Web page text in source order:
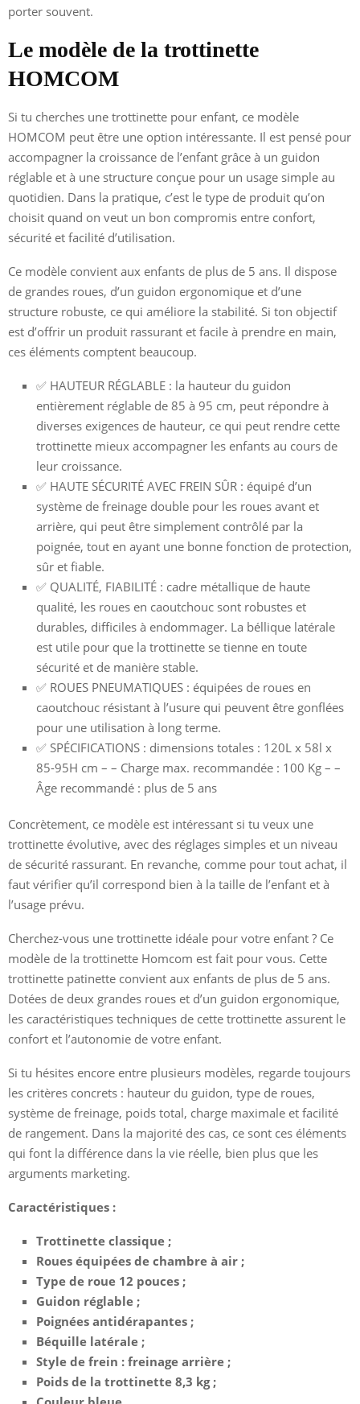
porter souvent.
Le modèle de la trottinette
HOMCOM
Si tu cherches une trottinette pour enfant, ce modèle
HOMCOM peut être une option intéressante. Il est pensé pour
accompagner la croissance de l’enfant grâce à un guidon
réglable et à une structure conçue pour un usage simple au
quotidien. Dans la pratique, c’est le type de produit qu’on
choisit quand on veut un bon compromis entre confort,
sécurité et facilité d’utilisation.
Ce modèle convient aux enfants de plus de 5 ans. Il dispose
de grandes roues, d’un guidon ergonomique et d’une
structure robuste, ce qui améliore la stabilité. Si ton objectif
est d’offrir un produit rassurant et facile à prendre en main,
ces éléments comptent beaucoup.
✅ HAUTEUR RÉGLABLE : la hauteur du guidon
entièrement réglable de 85 à 95 cm, peut répondre à
diverses exigences de hauteur, ce qui peut rendre cette
trottinette mieux accompagner les enfants au cours de
leur croissance.
✅ HAUTE SÉCURITÉ AVEC FREIN SÛR : équipé d’un
système de freinage double pour les roues avant et
arrière, qui peut être simplement contrôlé par la
poignée, tout en ayant une bonne fonction de protection,
sûr et fiable.
✅ QUALITÉ, FIABILITÉ : cadre métallique de haute
qualité, les roues en caoutchouc sont robustes et
durables, difficiles à endommager. La béllique latérale
est utile pour que la trottinette se tienne en toute
sécurité et de manière stable.
✅ ROUES PNEUMATIQUES : équipées de roues en
caoutchouc résistant à l’usure qui peuvent être gonflées
pour une utilisation à long terme.
✅ SPÉCIFICATIONS : dimensions totales : 120L x 58l x
85-95H cm – – Charge max. recommandée : 100 Kg – –
Âge recommandé : plus de 5 ans
Concrètement, ce modèle est intéressant si tu veux une
trottinette évolutive, avec des réglages simples et un niveau
de sécurité rassurant. En revanche, comme pour tout achat, il
faut vérifier qu’il correspond bien à la taille de l’enfant et à
l’usage prévu.
Cherchez-vous une trottinette idéale pour votre enfant ? Ce
modèle de la trottinette Homcom est fait pour vous. Cette
trottinette patinette convient aux enfants de plus de 5 ans.
Dotées de deux grandes roues et d’un guidon ergonomique,
les caractéristiques techniques de cette trottinette assurent le
confort et l’autonomie de votre enfant.
Si tu hésites encore entre plusieurs modèles, regarde toujours
les critères concrets : hauteur du guidon, type de roues,
système de freinage, poids total, charge maximale et facilité
de rangement. Dans la majorité des cas, ce sont ces éléments
qui font la différence dans la vie réelle, bien plus que les
arguments marketing.
Caractéristiques :
Trottinette classique ;
Roues équipées de chambre à air ;
Type de roue 12 pouces ;
Guidon réglable ;
Poignées antidérapantes ;
Béquille latérale ;
Style de frein : freinage arrière ;
Poids de la trottinette 8,3 kg ;